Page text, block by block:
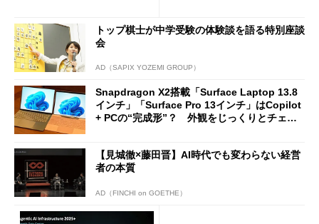
トップ棋士が中学受験の体験談を語る特別座談
会
AD（SAPIX YOZEMI GROUP）
Snapdragon X2搭載「Surface Laptop 13.8
インチ」「Surface Pro 13インチ」はCopilot
+ PCの“完成形”？ 外観をじっくりとチェッ
【見城徹×藤田晋】AI時代でも変わらない経営
者の本質
AD（FINCHI on GOETHE）